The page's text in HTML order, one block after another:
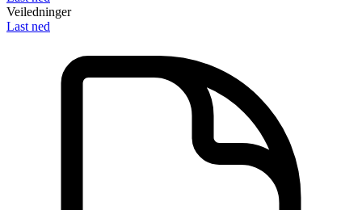
Veiledninger
Last ned